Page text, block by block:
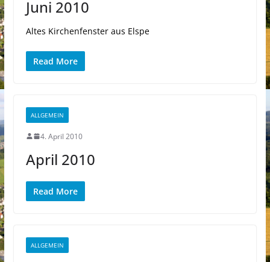
Juni 2010
Altes Kirchenfenster aus Elspe
Read More
ALLGEMEIN
4. April 2010
April 2010
Read More
ALLGEMEIN